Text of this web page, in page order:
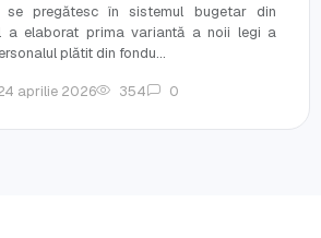
se pregătesc în sistemul bugetar din
a elaborat prima variantă a noii legi a
plătit din fondu...
aprilie 2026 354 0